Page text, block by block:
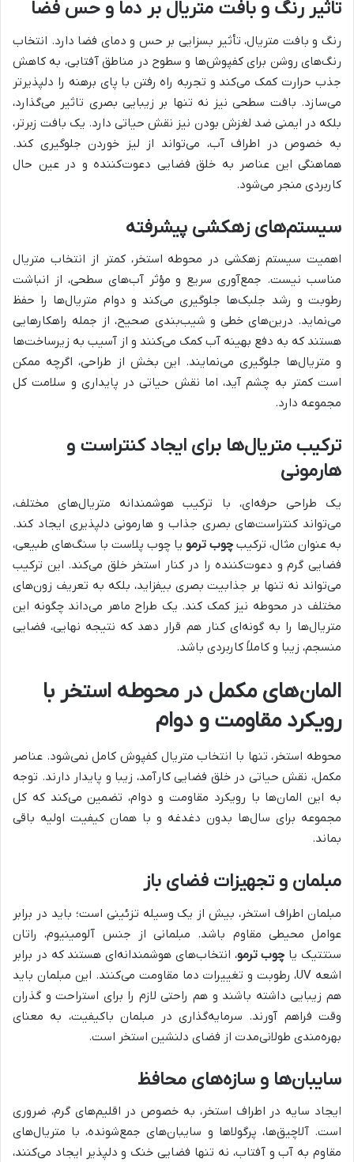
تاثیر رنگ و بافت متریال بر دما و حس فضا
رنگ و بافت متریال، تأثیر بسزایی بر حس و دمای فضا دارد. انتخاب
رنگ‌های روشن برای کفپوش‌ها و سطوح در مناطق آفتابی، به کاهش
جذب حرارت کمک می‌کند و تجربه راه رفتن با پای برهنه را دلپذیرتر
می‌سازد. بافت سطحی نیز نه تنها بر زیبایی بصری تاثیر می‌گذارد،
بلکه در ایمنی ضد لغزش بودن نیز نقش حیاتی دارد. یک بافت زبرتر،
به خصوص در اطراف آب، می‌تواند از لیز خوردن جلوگیری کند.
هماهنگی این عناصر به خلق فضایی دعوت‌کننده و در عین حال
کاربردی منجر می‌شود.
سیستم‌های زهکشی پیشرفته
اهمیت سیستم زهکشی در محوطه استخر، کمتر از انتخاب متریال
مناسب نیست. جمع‌آوری سریع و مؤثر آب‌های سطحی، از انباشت
رطوبت و رشد جلبک‌ها جلوگیری می‌کند و دوام متریال‌ها را حفظ
می‌نماید. درین‌های خطی و شیب‌بندی صحیح، از جمله راهکارهایی
هستند که به دفع بهینه آب کمک می‌کنند و از آسیب به زیرساخت‌ها
و متریال‌ها جلوگیری می‌نمایند. این بخش از طراحی، اگرچه ممکن
است کمتر به چشم آید، اما نقش حیاتی در پایداری و سلامت کل
مجموعه دارد.
ترکیب متریال‌ها برای ایجاد کنتراست و
هارمونی
یک طراحی حرفه‌ای، با ترکیب هوشمندانه متریال‌های مختلف،
می‌تواند کنتراست‌های بصری جذاب و هارمونی دلپذیری ایجاد کند.
به عنوان مثال، ترکیب چوب ترمو یا چوب پلاست با سنگ‌های طبیعی،
فضایی گرم و دعوت‌کننده را در کنار استخر خلق می‌کند. این ترکیب
می‌تواند نه تنها بر جذابیت بصری بیفزاید، بلکه به تعریف زون‌های
مختلف در محوطه نیز کمک کند. یک طراح ماهر می‌داند چگونه این
متریال‌ها را به گونه‌ای کنار هم قرار دهد که نتیجه نهایی، فضایی
منسجم، زیبا و کاملاً کاربردی باشد.
المان‌های مکمل در محوطه استخر با
رویکرد مقاومت و دوام
محوطه استخر، تنها با انتخاب متریال کفپوش کامل نمی‌شود. عناصر
مکمل، نقش حیاتی در خلق فضایی کارآمد، زیبا و پایدار دارند. توجه
به این المان‌ها با رویکرد مقاومت و دوام، تضمین می‌کند که کل
مجموعه برای سال‌ها بدون دغدغه و با همان کیفیت اولیه باقی
بماند.
مبلمان و تجهیزات فضای باز
مبلمان اطراف استخر، بیش از یک وسیله تزئینی است؛ باید در برابر
عوامل محیطی مقاوم باشد. مبلمانی از جنس آلومینیوم، راتان
سنتتیک یا چوب ترمو، انتخاب‌های هوشمندانه‌ای هستند که در برابر
اشعه UV، رطوبت و تغییرات دما مقاومت می‌کنند. این مبلمان باید
هم زیبایی داشته باشند و هم راحتی لازم را برای استراحت و گذران
وقت فراهم آورند. سرمایه‌گذاری در مبلمان باکیفیت، به معنای
بهره‌مندی طولانی‌مدت از فضای دلنشین استخر است.
سایبان‌ها و سازه‌های محافظ
ایجاد سایه در اطراف استخر، به خصوص در اقلیم‌های گرم، ضروری
است. آلاچیق‌ها، پرگولاها و سایبان‌های جمع‌شونده، با متریال‌های
مقاوم به آب و آفتاب، نه تنها فضایی خنک و دلپذیر ایجاد می‌کنند،